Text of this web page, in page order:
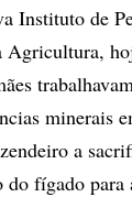
Instituto de
minerais
a
do fígado para